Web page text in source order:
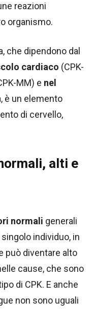
reazioni
organismo.
che dipendono dal
cardiaco (CPK-
MM) e nel
è un elemento
di cervello,
alti e
normali generali
individuo, in
può diventare alto
cause, che sono
di CPK. E anche
non sono uguali